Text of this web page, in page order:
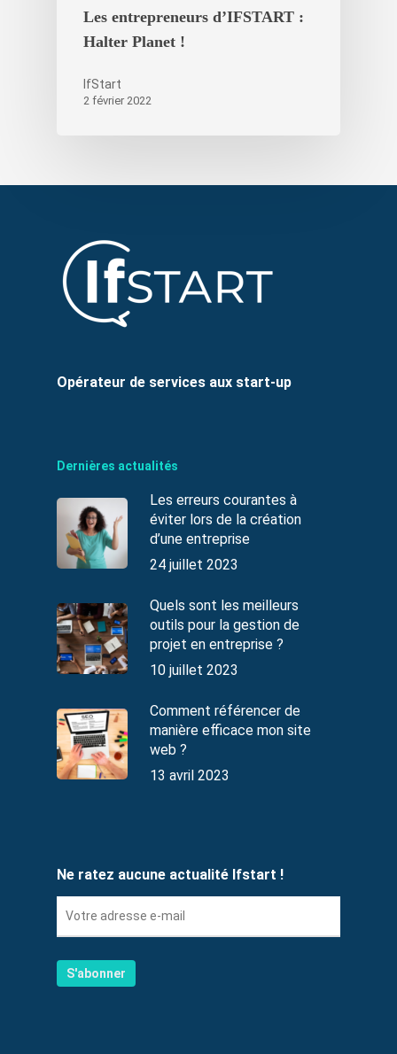
Les entrepreneurs d’IFSTART :
Halter Planet !
IfStart
2 février 2022
Opérateur de services aux start-up
Dernières actualités
Les erreurs courantes à
éviter lors de la création
d’une entreprise
24 juillet 2023
Quels sont les meilleurs
outils pour la gestion de
projet en entreprise ?
10 juillet 2023
Comment référencer de
manière efficace mon site
web ?
13 avril 2023
Ne ratez aucune actualité Ifstart !